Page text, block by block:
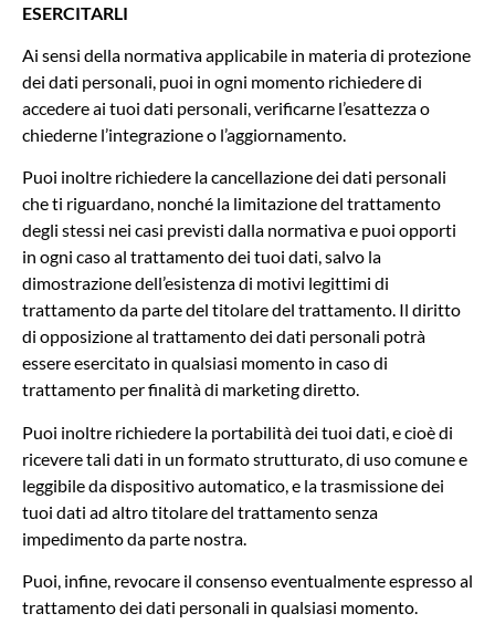
ESERCITARLI
Ai sensi della normativa applicabile in materia di protezione
dei dati personali, puoi in ogni momento richiedere di
accedere ai tuoi dati personali, verificarne l’esattezza o
chiederne l’integrazione o l’aggiornamento.
Puoi inoltre richiedere la cancellazione dei dati personali
che ti riguardano, nonché la limitazione del trattamento
degli stessi nei casi previsti dalla normativa e puoi opporti
in ogni caso al trattamento dei tuoi dati, salvo la
dimostrazione dell’esistenza di motivi legittimi di
trattamento da parte del titolare del trattamento. Il diritto
di opposizione al trattamento dei dati personali potrà
essere esercitato in qualsiasi momento in caso di
trattamento per finalità di marketing diretto.
Puoi inoltre richiedere la portabilità dei tuoi dati, e cioè di
ricevere tali dati in un formato strutturato, di uso comune e
leggibile da dispositivo automatico, e la trasmissione dei
tuoi dati ad altro titolare del trattamento senza
impedimento da parte nostra.
Puoi, infine, revocare il consenso eventualmente espresso al
trattamento dei dati personali in qualsiasi momento.